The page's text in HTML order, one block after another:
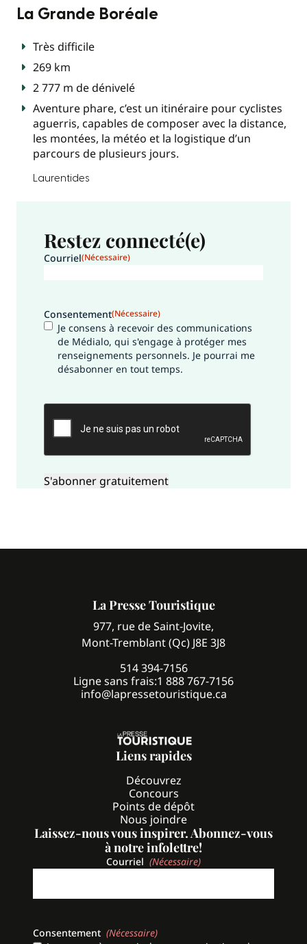
La Grande Boréale
Très difficile
269 km
2 777 m de dénivelé
Aventure phare, c’est un itinéraire pour cyclistes
aguerris, capables de composer avec la distance,
les montées, la météo et la logistique d’un
parcours de plusieurs jours.
Laurentides
Restez connecté(e)
Courriel(Nécessaire)
Consentement(Nécessaire)
Je consens à recevoir des communications
de Médialo, qui s'engage à protéger mes
renseignements personnels. Je pourrai me
désabonner en tout temps.
CAPTCHA
La Presse Touristique
977, rue de Saint-Jovite,
Mont-Tremblant (Qc) J8E 3J8
514 394-7156
Ligne sans frais:1 888 767-7156
info@lapressetouristique.ca
Liens rapides
Découvrez
Concours
Points de dépôt
Nous joindre
Laissez-nous vous inspirer. Abonnez-vous
à notre infolettre!
Courriel (Nécessaire)
Consentement (Nécessaire)